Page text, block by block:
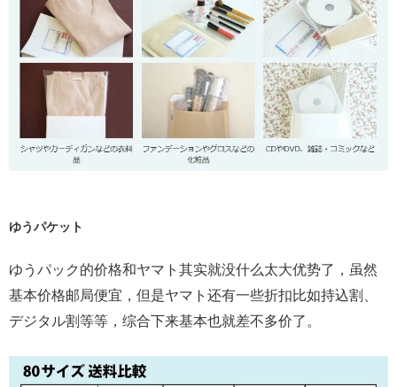
ゆうパケット
ゆうパック的价格和ヤマト其实就没什么太大优势了，虽然
基本价格邮局便宜，但是ヤマト还有一些折扣比如持込割、
デジタル割等等，综合下来基本也就差不多价了。